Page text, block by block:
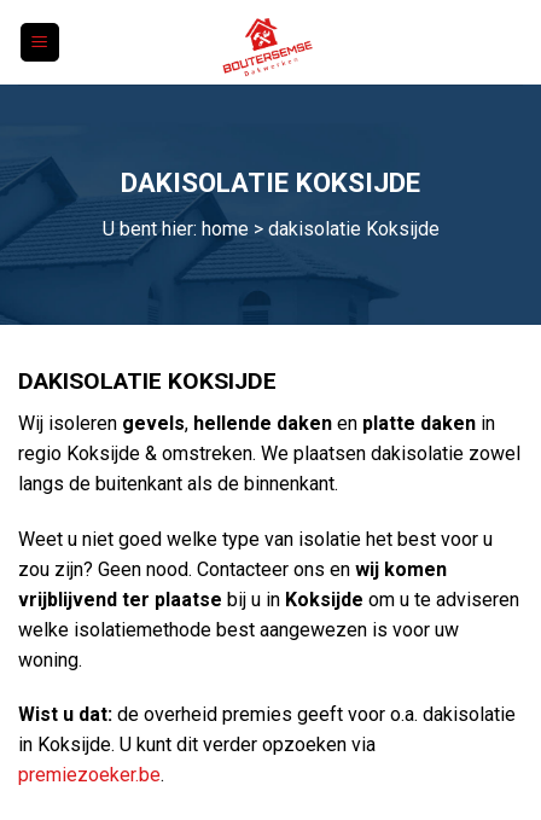
DAKISOLATIE KOKSIJDE
U bent hier: home> dakisolatie Koksijde
DAKISOLATIE KOKSIJDE
Wij isoleren gevels, hellende daken en platte daken in
regio Koksijde & omstreken. We plaatsen dakisolatie zowel
langs de buitenkant als de binnenkant.
Weet u niet goed welke type van isolatie het best voor u
zou zijn? Geen nood. Contacteer ons en wij komen
vrijblijvend ter plaatse bij u in Koksijde om u te adviseren
welke isolatiemethode best aangewezen is voor uw
woning.
Wist u dat: de overheid premies geeft voor o.a. dakisolatie
in Koksijde. U kunt dit verder opzoeken via
premiezoeker.be.